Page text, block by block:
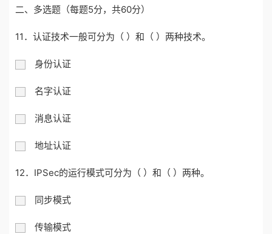
二、多选题（每题5分，共60分）
11．认证技术一般可分为（ ）和（ ）两种技术。
身份认证
名字认证
消息认证
地址认证
12．IPSec的运行模式可分为（ ）和（ ）两种。
同步模式
传输模式